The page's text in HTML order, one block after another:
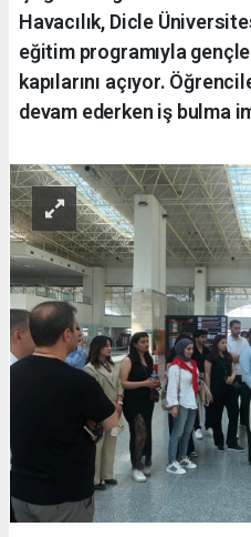
Havacılık, Dicle
eğitim programıyla
kapılarını açıyor.
devam ederken iş bulma